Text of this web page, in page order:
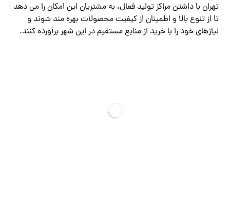
تهران با داشتن مراکز تولید فعال، به مشتریان این امکان را می دهد
تا از تنوع بالا و اطمینان از کیفیت محصولات بهره مند شوند و
نیازهای خود را با خرید از منابع مستقیم در این شهر برآورده کنند.